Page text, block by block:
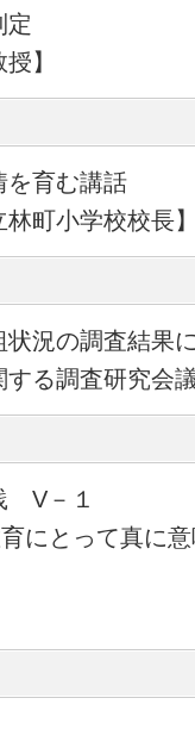
定
】
を育む講話
林町小学校校長
況の調査結果
する調査研究会
V－１
にとって真に